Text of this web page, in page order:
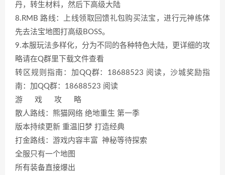
丹，转生材料，然后下高级大陆
8.RMB 路线：上线领取回馈礼包购买法宝，进行元神练体
先去法宝地图打高级BOSS。
9.本服玩法多样化，分为不同的各种特色大陆，更详细的攻
略请在Q群里下载文件查看
转区规则指南：加QQ群：18688523 阅读，沙城奖励指
南：加QQ群：18688523 阅读
游 戏 攻 略
散人路线：熊猫网络 绝地重生 第一季
版本持续更新 重温旧梦 打造经典
打金路线：游戏内容丰富 神秘等待探索
全服只有一个地图
所有装备直接爆出